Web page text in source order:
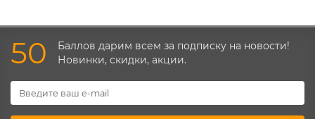
50
Баллов дарим всем за подписку на новости!
Новинки, скидки, акции.